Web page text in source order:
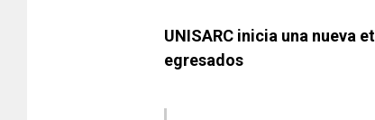
UNISARC inicia una nueva
egresados